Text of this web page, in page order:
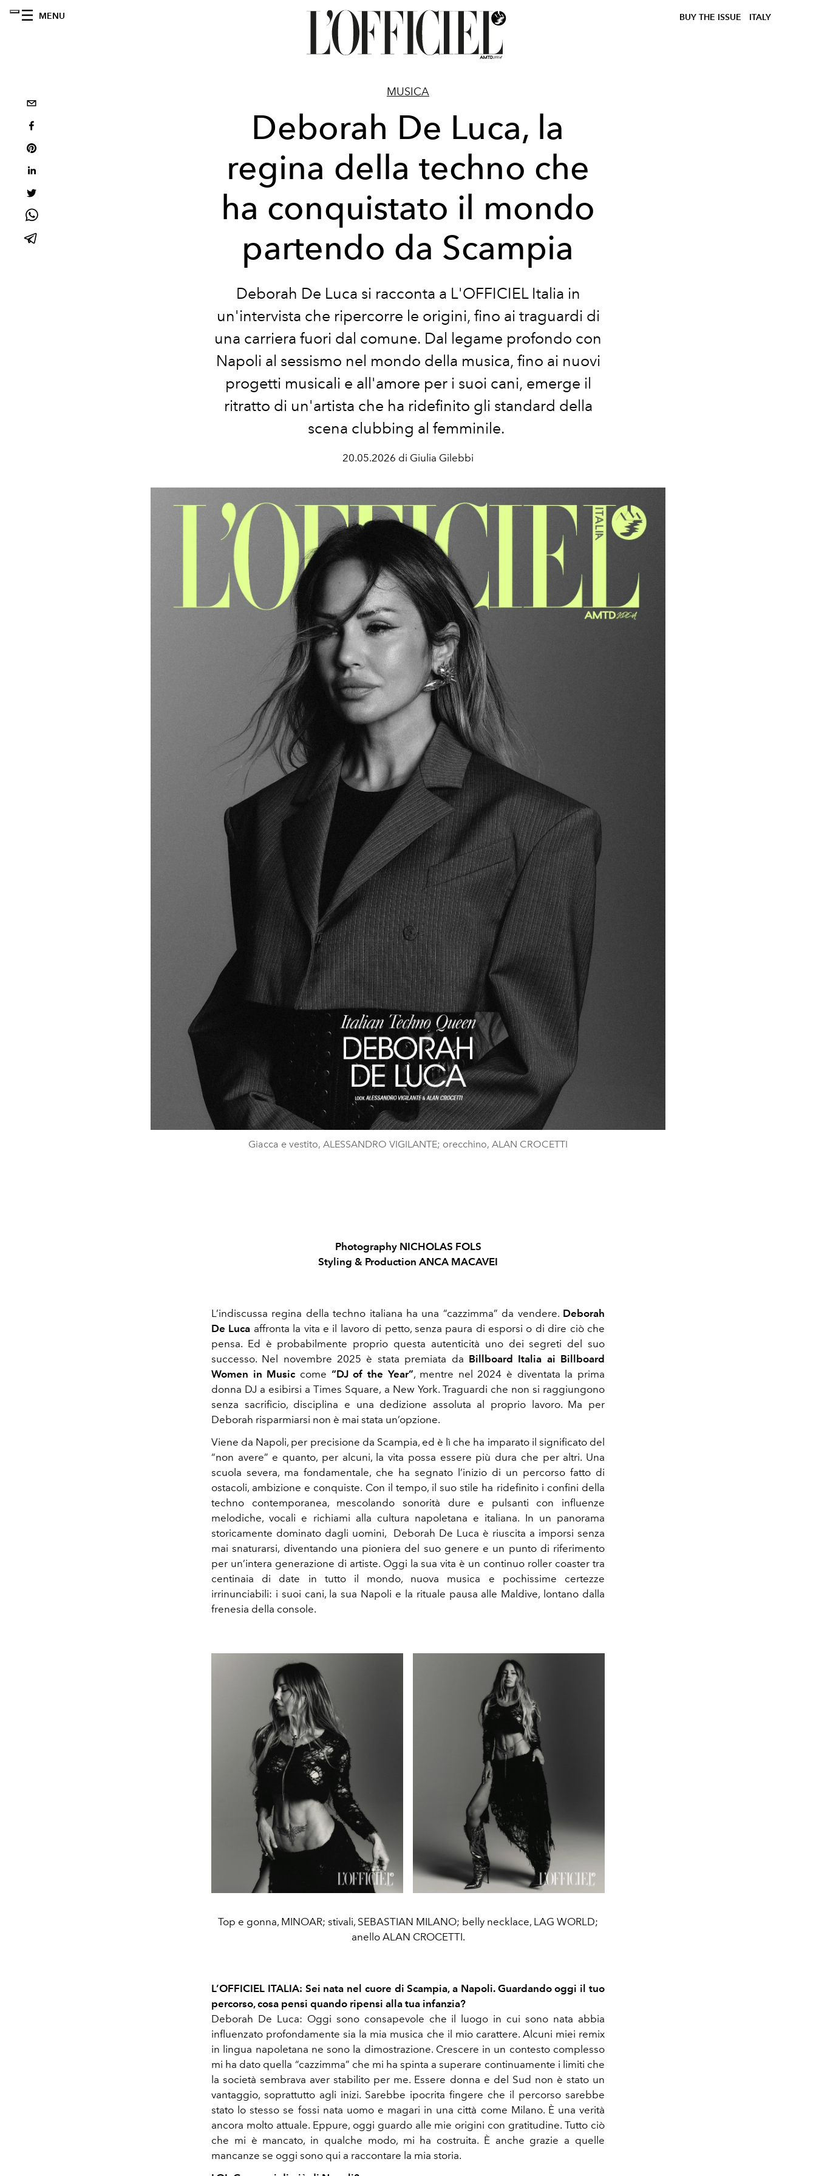
MENU BUY THE ISSUE ITALY
MUSICA
Deborah De Luca, la
regina della techno che
ha conquistato il mondo
partendo da Scampia
Deborah De Luca si racconta a L'OFFICIEL Italia in
un'intervista che ripercorre le origini, fino ai traguardi di
una carriera fuori dal comune. Dal legame profondo con
Napoli al sessismo nel mondo della musica, fino ai nuovi
progetti musicali e all'amore per i suoi cani, emerge il
ritratto di un'artista che ha ridefinito gli standard della
scena clubbing al femminile.
20.05.2026 di Giulia Gilebbi
Giacca e vestito, ALESSANDRO VIGILANTE; orecchino, ALAN CROCETTI
Photography NICHOLAS FOLS
Styling & Production ANCA MACAVEI
L’indiscussa regina della techno italiana ha una “cazzimma” da vendere. Deborah
De Luca affronta la vita e il lavoro di petto, senza paura di esporsi o di dire ciò che
pensa. Ed è probabilmente proprio questa autenticità uno dei segreti del suo
successo. Nel novembre 2025 è stata premiata da Billboard Italia ai Billboard
Women in Music come “DJ of the Year”, mentre nel 2024 è diventata la prima
donna DJ a esibirsi a Times Square, a New York. Traguardi che non si raggiungono
senza sacrificio, disciplina e una dedizione assoluta al proprio lavoro. Ma per
Deborah risparmiarsi non è mai stata un’opzione.
Viene da Napoli, per precisione da Scampia, ed è lì che ha imparato il significato del
“non avere” e quanto, per alcuni, la vita possa essere più dura che per altri. Una
scuola severa, ma fondamentale, che ha segnato l’inizio di un percorso fatto di
ostacoli, ambizione e conquiste. Con il tempo, il suo stile ha ridefinito i confini della
techno contemporanea, mescolando sonorità dure e pulsanti con influenze
melodiche, vocali e richiami alla cultura napoletana e italiana. In un panorama
storicamente dominato dagli uomini,
Deborah De Luca è riuscita a imporsi senza
mai snaturarsi, diventando una pioniera del suo genere e un punto di riferimento
per un’intera generazione di artiste. Oggi la sua vita è un continuo roller coaster tra
centinaia di date in tutto il mondo, nuova musica e pochissime certezze
irrinunciabili: i suoi cani, la sua Napoli e la rituale pausa alle Maldive, lontano dalla
frenesia della console.
Top e gonna, MINOAR; stivali, SEBASTIAN MILANO; belly necklace, LAG WORLD;
anello ALAN CROCETTI.
L’OFFICIEL ITALIA: Sei nata nel cuore di Scampia, a Napoli. Guardando oggi il tuo
percorso, cosa pensi quando ripensi alla tua infanzia?
Deborah De Luca: Oggi sono consapevole che il luogo in cui sono nata abbia
influenzato profondamente sia la mia musica che il mio carattere. Alcuni miei remix
in lingua napoletana ne sono la dimostrazione. Crescere in un contesto complesso
mi ha dato quella “cazzimma” che mi ha spinta a superare continuamente i limiti che
la società sembrava aver stabilito per me. Essere donna e del Sud non è stato un
vantaggio, soprattutto agli inizi. Sarebbe ipocrita fingere che il percorso sarebbe
stato lo stesso se fossi nata uomo e magari in una città come Milano. È una verità
ancora molto attuale. Eppure, oggi guardo alle mie origini con gratitudine. Tutto ciò
che mi è mancato, in qualche modo, mi ha costruita. È anche grazie a quelle
mancanze se oggi sono qui a raccontare la mia storia.